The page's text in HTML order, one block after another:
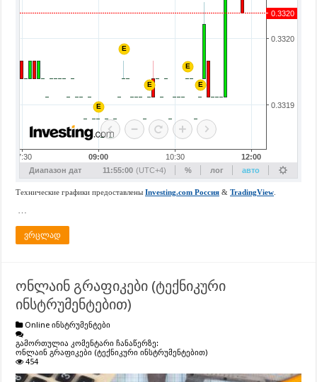
ვრცლად
ონლაინ გრაფიკები (ტექნიკური
ინსტრუმენტებით)
Online ინსტრუმენტები
გამორთულია კომენტარი ჩანაწერზე:
ონლაინ გრაფიკები (ტექნიკური ინსტრუმენტებით)
454